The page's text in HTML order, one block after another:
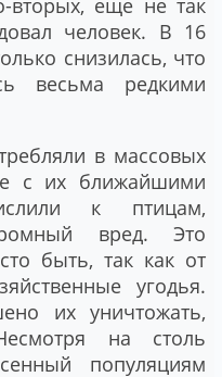
вторых, еще не так
человек. В 16
снизилась, что
весьма редкими
в массовых
с их ближайшими
к птицам,
вред. Это
быть, так как от
угодья.
их уничтожать,
на столь
популяциям